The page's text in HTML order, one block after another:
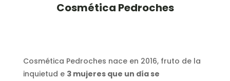
Cosmética Pedroches
Cosmética Pedroches nace en 2016, fruto de la
inquietud e 3 mujeres que un día se